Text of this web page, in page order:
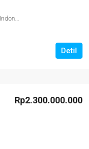
Seyegan, Sleman, Daerah Istimewa Yogyakarta, Jawa, 55561, Indonesia
Detil
Rp2.300.000.000